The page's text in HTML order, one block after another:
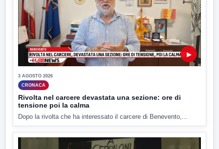
▶
3 AGOSTO 2026
CRONACA
Rivolta nel carcere devastata una sezione: ore di
tensione poi la calma
Dopo la rivolta che ha interessato il carcere di Benevento,...